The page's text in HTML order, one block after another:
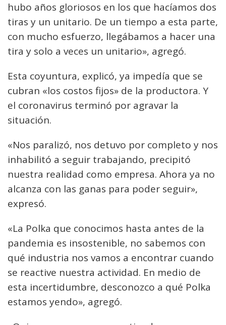
hubo años gloriosos en los que hacíamos dos
tiras y un unitario. De un tiempo a esta parte,
con mucho esfuerzo, llegábamos a hacer una
tira y solo a veces un unitario», agregó.
Esta coyuntura, explicó, ya impedía que se
cubran «los costos fijos» de la productora. Y
el coronavirus terminó por agravar la
situación.
«Nos paralizó, nos detuvo por completo y nos
inhabilitó a seguir trabajando, precipitó
nuestra realidad como empresa. Ahora ya no
alcanza con las ganas para poder seguir»,
expresó.
«La Polka que conocimos hasta antes de la
pandemia es insostenible, no sabemos con
qué industria nos vamos a encontrar cuando
se reactive nuestra actividad. En medio de
esta incertidumbre, desconozco a qué Polka
estamos yendo», agregó.